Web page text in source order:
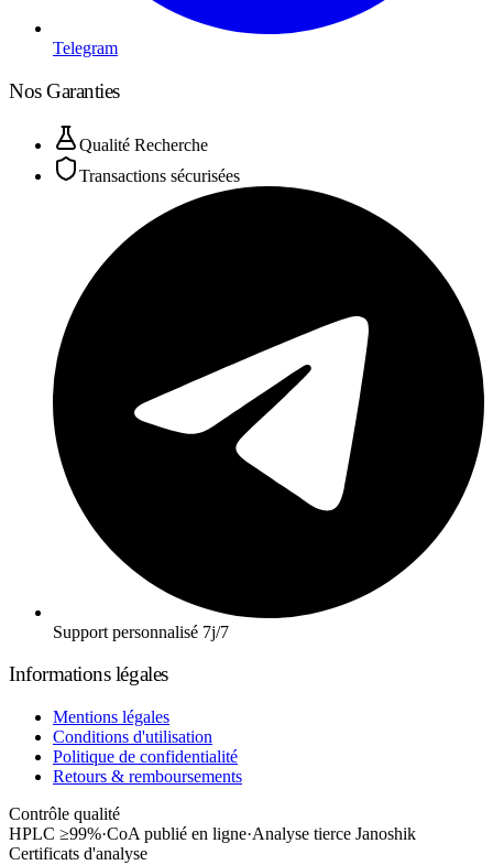
Telegram
Nos Garanties
Qualité Recherche
Transactions sécurisées
Support personnalisé 7j/7
Informations légales
Mentions légales
Conditions d'utilisation
Politique de confidentialité
Retours & remboursements
Contrôle qualité
HPLC ≥99%·CoA publié en ligne·Analyse tierce Janoshik
Certificats d'analyse